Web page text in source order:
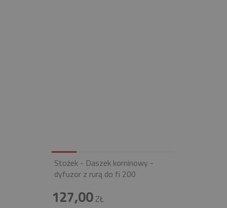
Stożek - Daszek kominowy -
dyfuzor z rurą do fi 200
127,00ZŁ